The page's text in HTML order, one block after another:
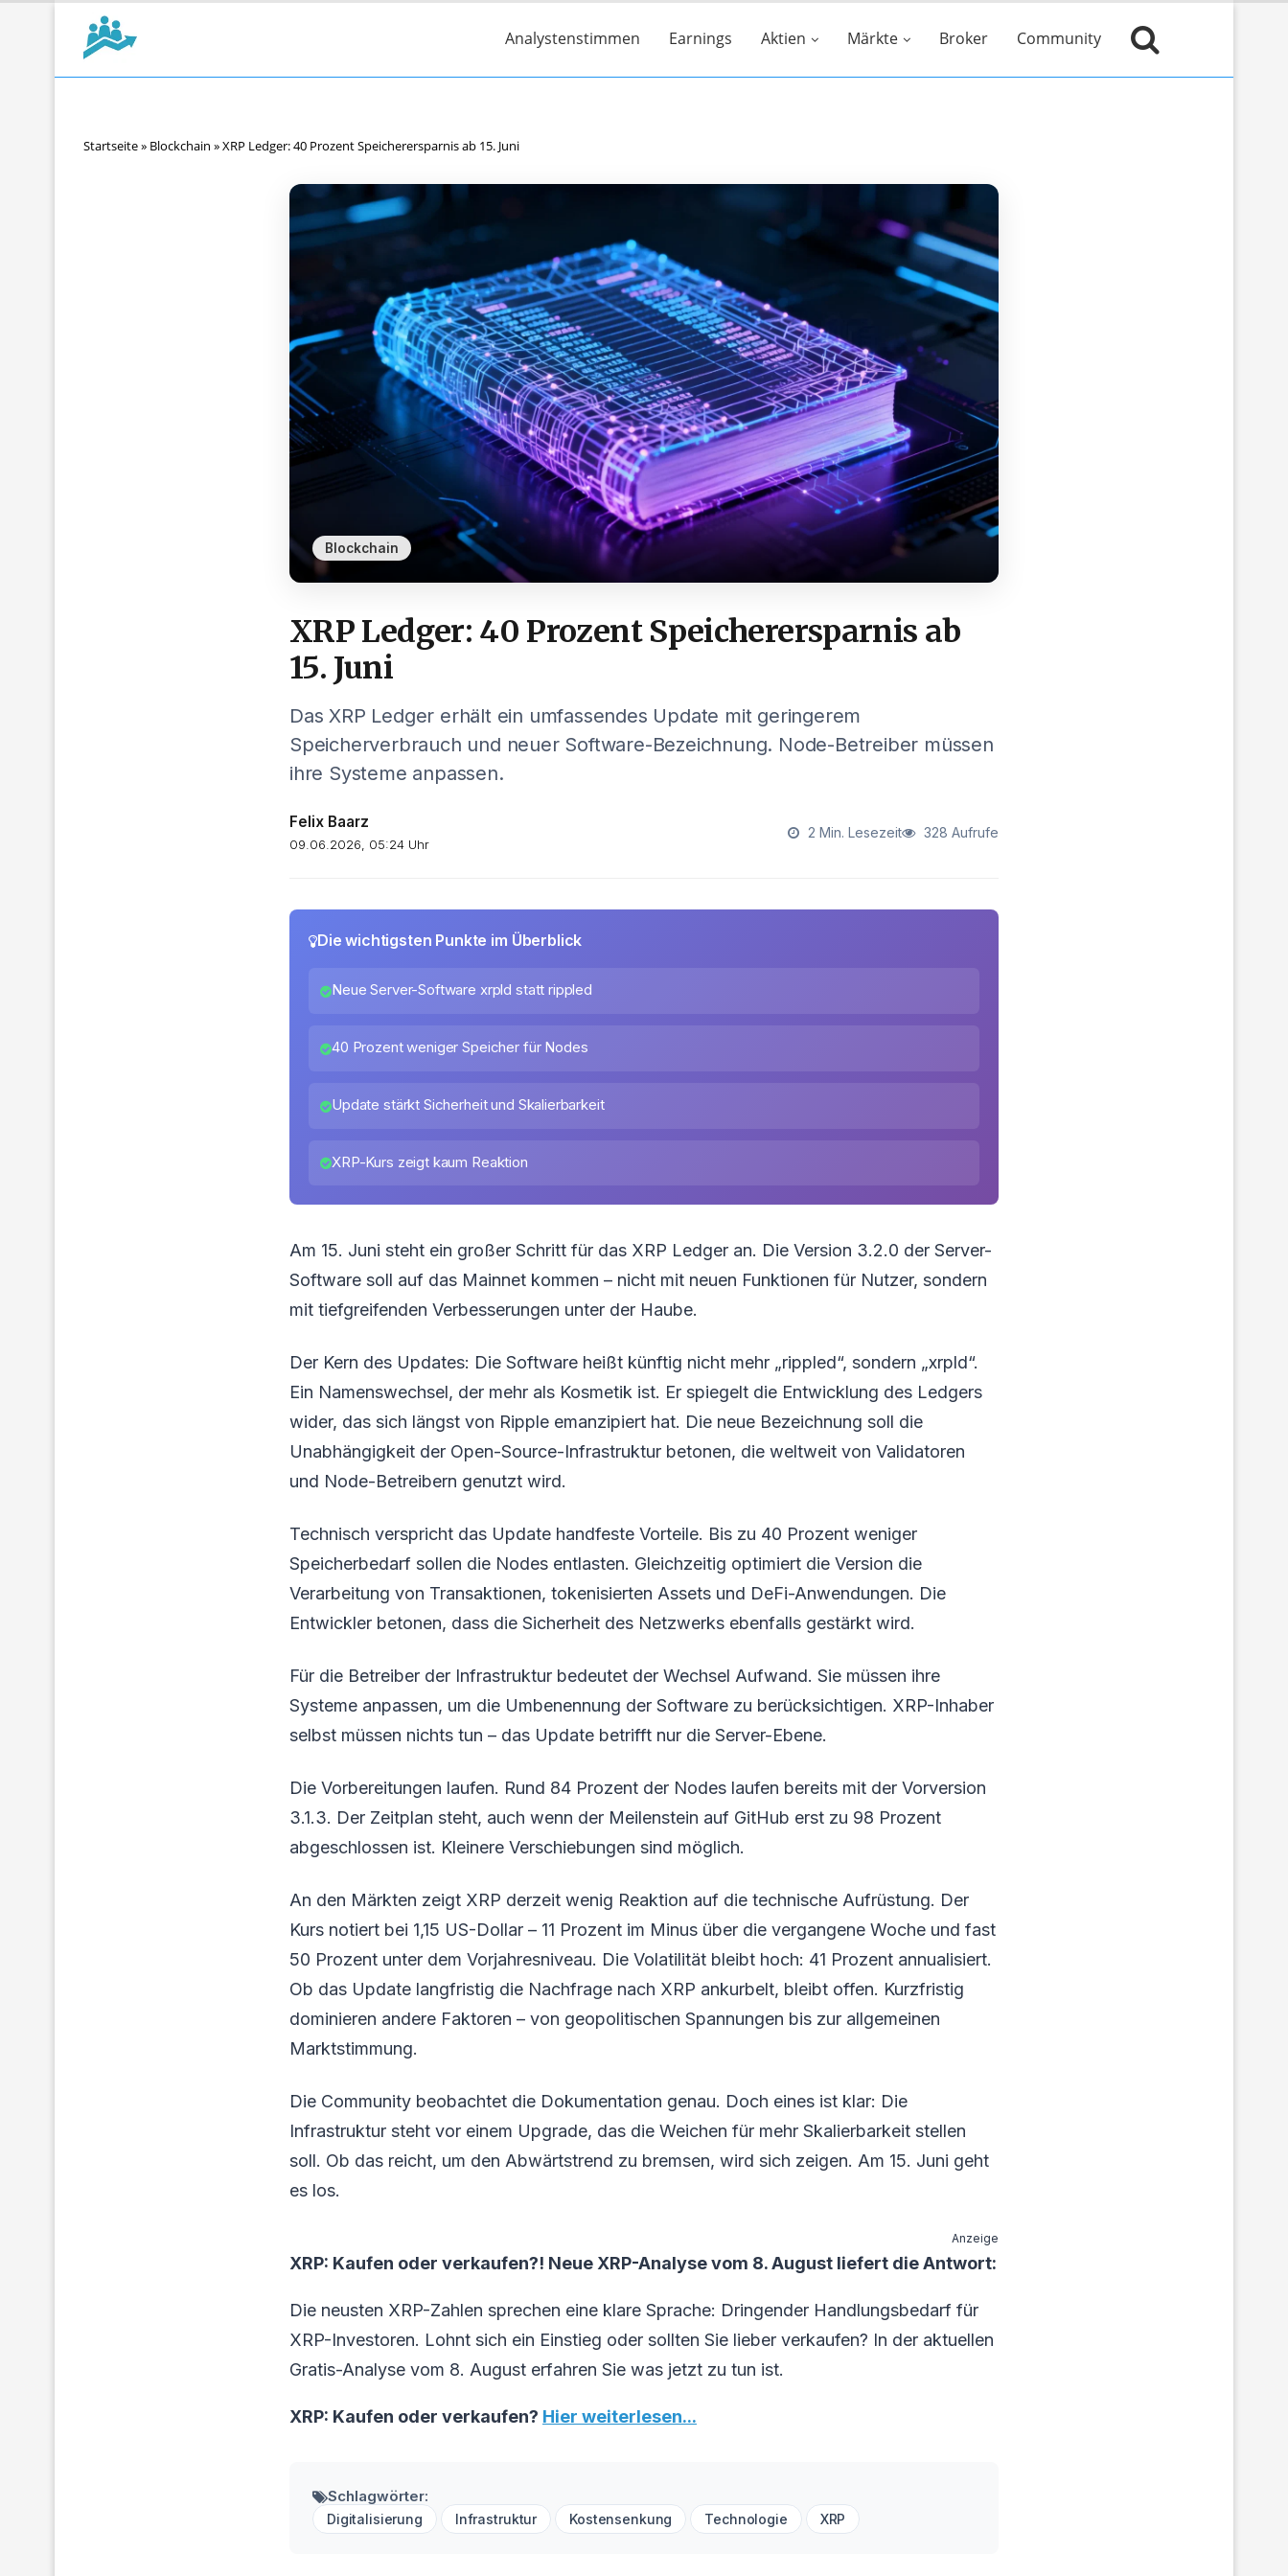
Analystenstimmen Earnings Aktien Märkte Broker Community
Startseite» Blockchain »XRP Ledger: 40 Prozent Speicherersparnis ab 15. Juni
Blockchain
XRP Ledger: 40 Prozent Speicherersparnis ab
15. Juni
Das XRP Ledger erhält ein umfassendes Update mit geringerem
Speicherverbrauch und neuer Software-Bezeichnung. Node-Betreiber müssen
ihre Systeme anpassen.
Felix Baarz
09.06.2026, 05:24 Uhr
2 Min. Lesezeit 328 Aufrufe
Die wichtigsten Punkte im Überblick
Neue Server-Software xrpld statt rippled
40 Prozent weniger Speicher für Nodes
Update stärkt Sicherheit und Skalierbarkeit
XRP-Kurs zeigt kaum Reaktion
Am 15. Juni steht ein großer Schritt für das XRP Ledger an. Die Version 3.2.0 der Server-
Software soll auf das Mainnet kommen – nicht mit neuen Funktionen für Nutzer, sondern
mit tiefgreifenden Verbesserungen unter der Haube.
Der Kern des Updates: Die Software heißt künftig nicht mehr „rippled“, sondern „xrpld“.
Ein Namenswechsel, der mehr als Kosmetik ist. Er spiegelt die Entwicklung des Ledgers
wider, das sich längst von Ripple emanzipiert hat. Die neue Bezeichnung soll die
Unabhängigkeit der Open-Source-Infrastruktur betonen, die weltweit von Validatoren
und Node-Betreibern genutzt wird.
Technisch verspricht das Update handfeste Vorteile. Bis zu 40 Prozent weniger
Speicherbedarf sollen die Nodes entlasten. Gleichzeitig optimiert die Version die
Verarbeitung von Transaktionen, tokenisierten Assets und DeFi-Anwendungen. Die
Entwickler betonen, dass die Sicherheit des Netzwerks ebenfalls gestärkt wird.
Für die Betreiber der Infrastruktur bedeutet der Wechsel Aufwand. Sie müssen ihre
Systeme anpassen, um die Umbenennung der Software zu berücksichtigen. XRP-Inhaber
selbst müssen nichts tun – das Update betrifft nur die Server-Ebene.
Die Vorbereitungen laufen. Rund 84 Prozent der Nodes laufen bereits mit der Vorversion
3.1.3. Der Zeitplan steht, auch wenn der Meilenstein auf GitHub erst zu 98 Prozent
abgeschlossen ist. Kleinere Verschiebungen sind möglich.
An den Märkten zeigt XRP derzeit wenig Reaktion auf die technische Aufrüstung. Der
Kurs notiert bei 1,15 US-Dollar – 11 Prozent im Minus über die vergangene Woche und fast
50 Prozent unter dem Vorjahresniveau. Die Volatilität bleibt hoch: 41 Prozent annualisiert.
Ob das Update langfristig die Nachfrage nach XRP ankurbelt, bleibt offen. Kurzfristig
dominieren andere Faktoren – von geopolitischen Spannungen bis zur allgemeinen
Marktstimmung.
Die Community beobachtet die Dokumentation genau. Doch eines ist klar: Die
Infrastruktur steht vor einem Upgrade, das die Weichen für mehr Skalierbarkeit stellen
soll. Ob das reicht, um den Abwärtstrend zu bremsen, wird sich zeigen. Am 15. Juni geht
es los.
Anzeige
XRP: Kaufen oder verkaufen?! Neue XRP-Analyse vom 8. August liefert die Antwort:
Die neusten XRP-Zahlen sprechen eine klare Sprache: Dringender Handlungsbedarf für
XRP-Investoren. Lohnt sich ein Einstieg oder sollten Sie lieber verkaufen? In der aktuellen
Gratis-Analyse vom 8. August erfahren Sie was jetzt zu tun ist.
XRP: Kaufen oder verkaufen? Hier weiterlesen...
Schlagwörter:
Digitalisierung Infrastruktur Kostensenkung Technologie XRP